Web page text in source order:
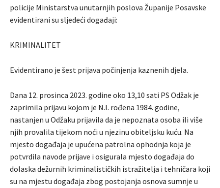
policije Ministarstva unutarnjih poslova Županije Posavske
evidentirani su sljedeći događaji:
KRIMINALITET
Evidentirano je šest prijava počinjenja kaznenih djela.
Dana 12. prosinca 2023. godine oko 13,10 sati PS Odžak je
zaprimila prijavu kojom je N.I. rođena 1984. godine,
nastanjen u Odžaku prijavila da je nepoznata osoba ili više
njih provalila tijekom noći u njezinu obiteljsku kuću. Na
mjesto događaja je upućena patrolna ophodnja koja je
potvrdila navode prijave i osigurala mjesto događaja do
dolaska dežurnih kriminalističkih istražitelja i tehničara koji
su na mjestu događaja zbog postojanja osnova sumnje u